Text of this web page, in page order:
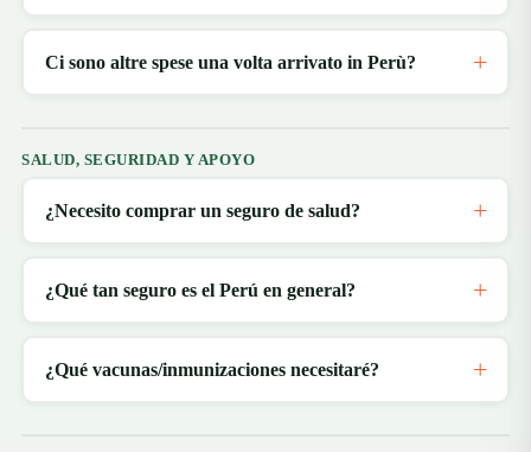
Ci sono altre spese una volta arrivato in Perù?
SALUD, SEGURIDAD Y APOYO
¿Necesito comprar un seguro de salud?
¿Qué tan seguro es el Perú en general?
¿Qué vacunas/inmunizaciones necesitaré?